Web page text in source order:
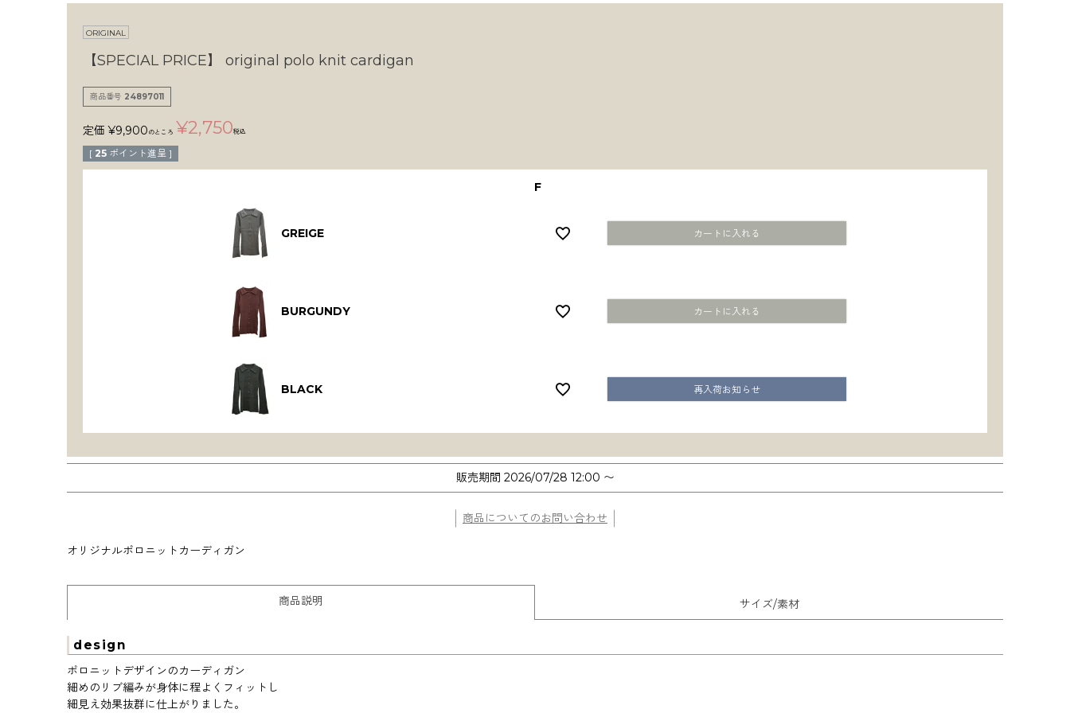
ORIGINAL
【SPECIAL PRICE】 original polo knit cardigan
商品番号 24897011
定価 ¥9,900 のところ ¥2,750税込
[ 25 ポイント進呈 ]
F
GREIGE カートに入れる
BURGUNDY カートに入れる
BLACK 再入荷お知らせ
販売期間 2026/07/28 12:00 〜
商品についてのお問い合わせ
オリジナルポロニットカーディガン
商品説明 サイズ/素材
design
ポロニットデザインのカーディガン
細めのリブ編みが身体に程よくフィットし
細見え効果抜群に仕上がりました。